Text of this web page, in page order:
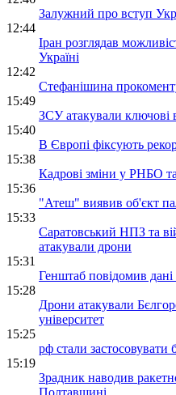
Залужний про вступ
12:44
Іран розглядав
Україні
12:42
Стефанішина
15:49
ЗСУ атакували ключові
15:40
В Європі фіксують
15:38
Кадрові зміни у РНБО
15:36
"Атеш" виявив об'єкт
15:33
Саратовський НПЗ та
атакували дрони
15:31
Генштаб повідомив
15:28
Дрони атакували
університет
15:25
рф стали застосовувати
15:19
Зрадник наводив
Полтавщині